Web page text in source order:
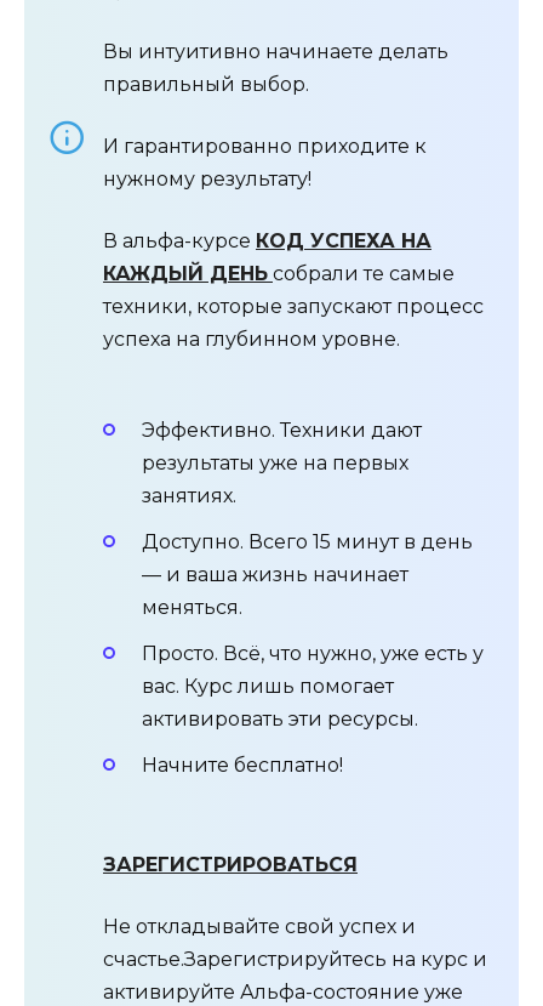
Вы интуитивно начинаете делать
правильный выбор.
И гарантированно приходите к
нужному результату!
В альфа-курсе КОД УСПЕХА НА
КАЖДЫЙ ДЕНЬ собрали те самые
техники, которые запускают процесс
успеха на глубинном уровне.
Эффективно. Техники дают
результаты уже на первых
занятиях.
Доступно. Всего 15 минут в день
— и ваша жизнь начинает
меняться.
Просто. Всё, что нужно, уже есть у
вас. Курс лишь помогает
активировать эти ресурсы.
Начните бесплатно!
ЗАРЕГИСТРИРОВАТЬСЯ
Не откладывайте свой успех и
счастье.Зарегистрируйтесь на курс и
активируйте Альфа-состояние уже